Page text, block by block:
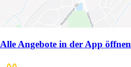
Alle Angebote in der App öffnen